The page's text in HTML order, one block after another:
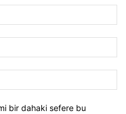
bir dahaki sefere bu